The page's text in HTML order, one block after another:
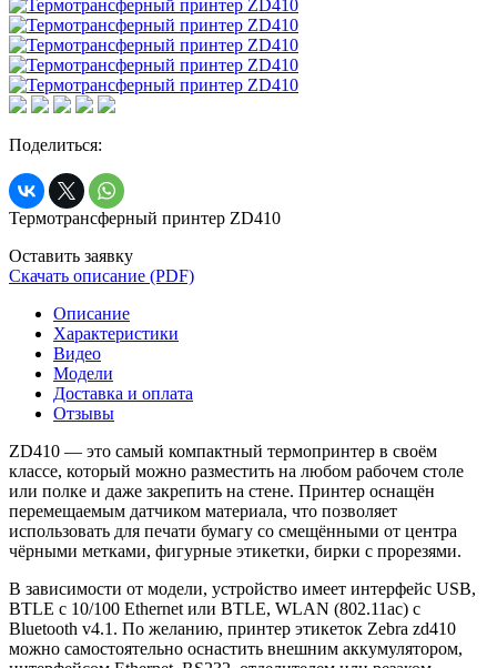
Поделиться:
Термотрансферный принтер ZD410
Оставить заявку
Скачать описание (PDF)
Описание
Характеристики
Видео
Модели
Доставка и оплата
Отзывы
ZD410 — это самый компактный термопринтер в своём
классе, который можно разместить на любом рабочем столе
или полке и даже закрепить на стене. Принтер оснащён
перемещаемым датчиком материала, что позволяет
использовать для печати бумагу со смещёнными от центра
чёрными метками, фигурные этикетки, бирки с прорезями.
В зависимости от модели, устройство имеет интерфейс USB,
BTLE с 10/100 Ethernet или BTLE, WLAN (802.11ac) с
Bluetooth v4.1. По желанию, принтер этикеток Zebra zd410
можно самостоятельно оснастить внешним аккумулятором,